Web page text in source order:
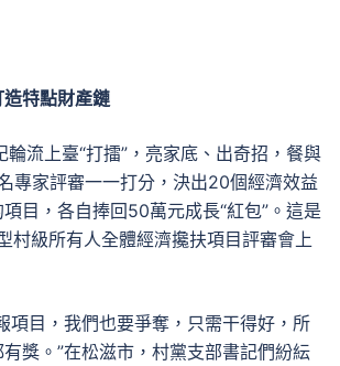
特點財產鏈
流上臺“打擂”，亮家底、出奇招，餐與
專家評審一一打分，決出20個經濟效益
目，各自捧回50萬元成長“紅包”。這是
村級所有人全體經濟攙扶項目評審會上
項目，我們也要爭奪，只需干得好，所
獎。”在松滋市，村黨支部書記們紛紜